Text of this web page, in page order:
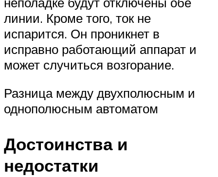
линии. Кроме того, ток не
испарится. Он проникнет в
исправно работающий аппарат и
может случиться возгорание.
Разница между двухполюсным и
однополюсным автоматом
Достоинства и
недостатки